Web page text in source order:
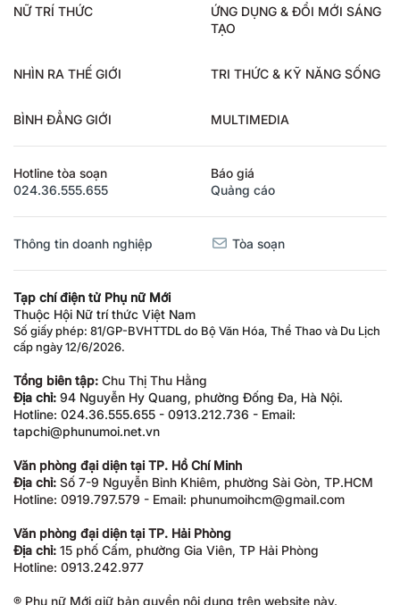
NỮ TRÍ THỨC
ỨNG DỤNG & ĐỔI MỚI SÁNG
TẠO
NHÌN RA THẾ GIỚI TRI THỨC & KỸ NĂNG SỐNG
BÌNH ĐẲNG GIỚI MULTIMEDIA
Hotline tòa soạn
024.36.555.655
Báo giá
Quảng cáo
Thông tin doanh nghiệp Tòa soạn
Tạp chí điện tử Phụ nữ Mới
Thuộc Hội Nữ trí thức Việt Nam
Số giấy phép: 81/GP-BVHTTDL do Bộ Văn Hóa, Thể Thao và Du Lịch
cấp ngày 12/6/2026.
Tổng biên tập: Chu Thị Thu Hằng
Địa chỉ: 94 Nguyễn Hy Quang, phường Đống Đa, Hà Nội.
Hotline: 024.36.555.655 - 0913.212.736 - Email:
tapchi@phunumoi.net.vn
Văn phòng đại diện tại TP. Hồ Chí Minh
Địa chỉ: Số 7-9 Nguyễn Bỉnh Khiêm, phường Sài Gòn, TP.HCM
Hotline: 0919.797.579 - Email: phunumoihcm@gmail.com
Văn phòng đại diện tại TP. Hải Phòng
Địa chỉ: 15 phố Cấm, phường Gia Viên, TP Hải Phòng
Hotline: 0913.242.977
® Phụ nữ Mới giữ bản quyền nội dung trên website này.